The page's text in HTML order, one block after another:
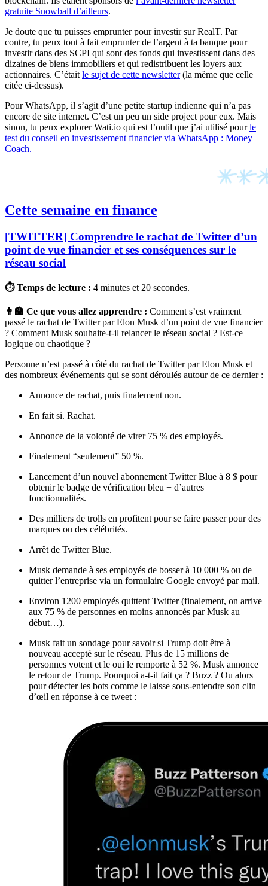
gratuite Snowball d’ailleurs.
Je doute que tu puisses emprunter pour investir sur RealT. Par
contre, tu peux tout à fait emprunter de l’argent à ta banque pour
investir dans des SCPI qui sont des fonds qui investissent dans des
dizaines de biens immobiliers et qui redistribuent les loyers aux
actionnaires. C’était le sujet de cette newsletter(la même que celle
citée ci-dessus).
Pour WhatsApp, il s’agit d’une petite startup indienne qui n’a pas
encore de site internet. C’est un peu un side project pour eux. Mais
sinon, tu peux explorer Wati.io qui est l’outil que j’ai utilisé pourle
test du conseil en investissement financier via WhatsApp : Money
Coach.
Cette semaine en finance
[TWITTER] Comprendre le rachat de Twitter d’un
point de vue financier et ses conséquences sur le
réseau social
⏱ Temps de lecture : 4 minutes et 20 secondes.
👩‍🏫 Ce que vous allez apprendre : Comment s’est vraiment
passé le rachat de Twitter par Elon Musk d’un point de vue financier
? Comment Musk souhaite-t-il relancer le réseau social ? Est-ce
logique ou chaotique ?
Personne n’est passé à côté du rachat de Twitter par Elon Musk et
des nombreux événements qui se sont déroulés autour de ce dernier :
Annonce de rachat, puis finalement non.
En fait si. Rachat.
Annonce de la volonté de virer 75 % des employés.
Finalement “seulement” 50 %.
Lancement d’un nouvel abonnement Twitter Blue à 8 $ pour
obtenir le badge de vérification bleu + d’autres
fonctionnalités.
Des milliers de trolls en profitent pour se faire passer pour des
marques ou des célébrités.
Arrêt de Twitter Blue.
Musk demande à ses employés de bosser à 10 000 % ou de
quitter l’entreprise via un formulaire Google envoyé par mail.
Environ 1200 employés quittent Twitter (finalement, on arrive
aux 75 % de personnes en moins annoncés par Musk au
début…).
Musk fait un sondage pour savoir si Trump doit être à
nouveau accepté sur le réseau. Plus de 15 millions de
personnes votent et le oui le remporte à 52 %. Musk annonce
le retour de Trump. Pourquoi a-t-il fait ça ? Buzz ? Ou alors
pour détecter les bots comme le laisse sous-entendre son clin
d’œil en réponse à ce tweet :